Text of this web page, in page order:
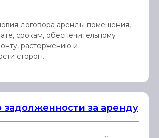
договора аренды помещения,
срокам, обеспечительному
расторжению и
сторон.
за аренду